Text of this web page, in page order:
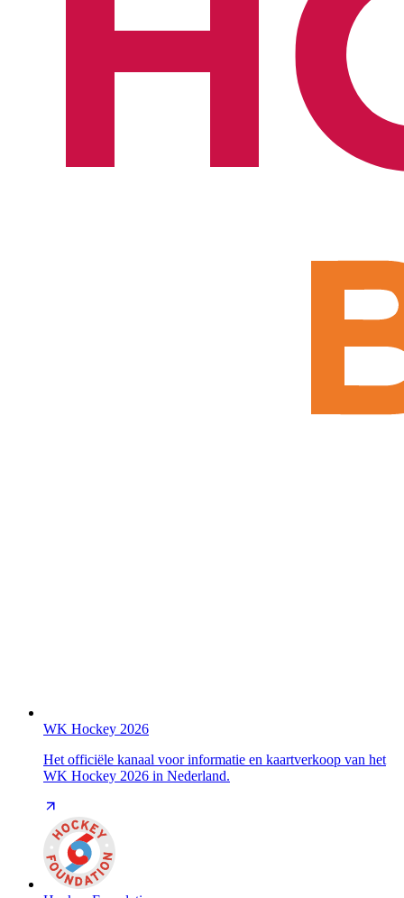
WK Hockey 2026
Het officiële kanaal voor informatie en kaartverkoop van het
WK Hockey 2026 in Nederland.